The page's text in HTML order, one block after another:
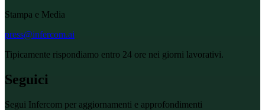
Stampa e Media
press@infercom.ai
Tipicamente rispondiamo entro 24 ore nei giorni lavorativi.
Seguici
Segui Infercom per aggiornamenti e approfondimenti